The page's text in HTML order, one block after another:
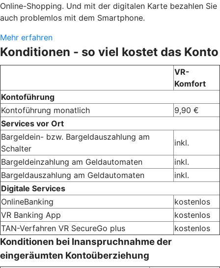
Online-Shopping. Und mit der digitalen Karte bezahlen Sie
auch problemlos mit dem Smartphone.
Mehr erfahren
Konditionen - so viel kostet das Konto
VR-
Komfort
Kontoführung
Kontoführung monatlich
9,90 €
Services vor Ort
Bargeldein- bzw. Bargeldauszahlung am
Schalter
inkl.
Bargeldeinzahlung am Geldautomaten
inkl.
Bargeldauszahlung am Geldautomaten
inkl.
Digitale Services
OnlineBanking
kostenlos
VR Banking App
kostenlos
TAN-Verfahren VR SecureGo plus
kostenlos
Konditionen bei Inanspruchnahme der
eingeräumten Kontoüberziehung